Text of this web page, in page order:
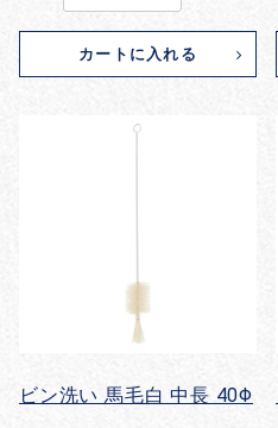
カートに入れる
ビン洗い 馬毛白 中長 40Φ